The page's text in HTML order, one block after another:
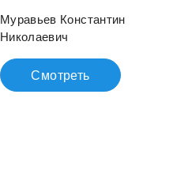
Муравьев Константин
Николаевич
Смотреть